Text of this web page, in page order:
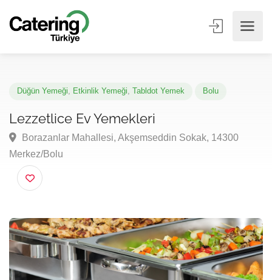
Lezzetlice Ev Yemekleri
Borazanlar Mahallesi, Akşemseddin Sokak, 14300
Merkez/Bolu